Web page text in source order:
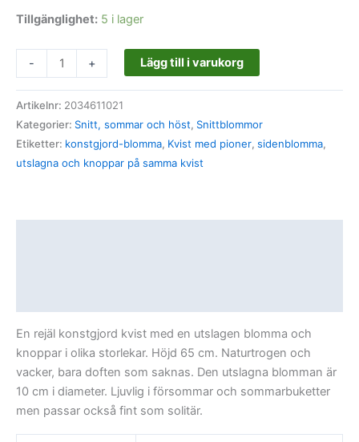
Tillgänglighet: 5 i lager
- + Lägg till i varukorg
Artikelnr: 2034611021
Kategorier: Snitt, sommar och höst, Snittblommor
Etiketter: konstgjord-blomma, Kvist med pioner, sidenblomma,
utslagna och knoppar på samma kvist
En rejäl konstgjord kvist med en utslagen blomma och
knoppar i olika storlekar. Höjd 65 cm. Naturtrogen och
vacker, bara doften som saknas. Den utslagna blomman är
10 cm i diameter. Ljuvlig i försommar och sommarbuketter
men passar också fint som solitär.